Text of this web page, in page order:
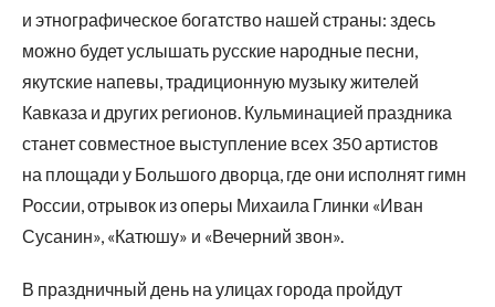
и этнографическое богатство нашей страны: здесь
можно будет услышать русские народные песни,
якутские напевы, традиционную музыку жителей
Кавказа и других регионов. Кульминацией праздника
станет совместное выступление всех 350 артистов
на площади у Большого дворца, где они исполнят гимн
России, отрывок из оперы Михаила Глинки «Иван
Сусанин», «Катюшу» и «Вечерний звон».
В праздничный день на улицах города пройдут